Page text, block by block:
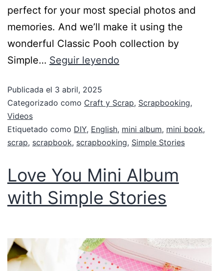
perfect for your most special photos and
memories. And we’ll make it using the
wonderful Classic Pooh collection by
Simple… Seguir leyendo
Publicada el 3 abril, 2025
Categorizado como Craft y Scrap, Scrapbooking,
Videos
Etiquetado como DIY, English, mini album, mini book,
scrap, scrapbook, scrapbooking, Simple Stories
Love You Mini Album
with Simple Stories